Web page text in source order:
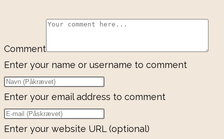
Comment
Enter your name or username to comment
Enter your email address to comment
Enter your website URL (optional)